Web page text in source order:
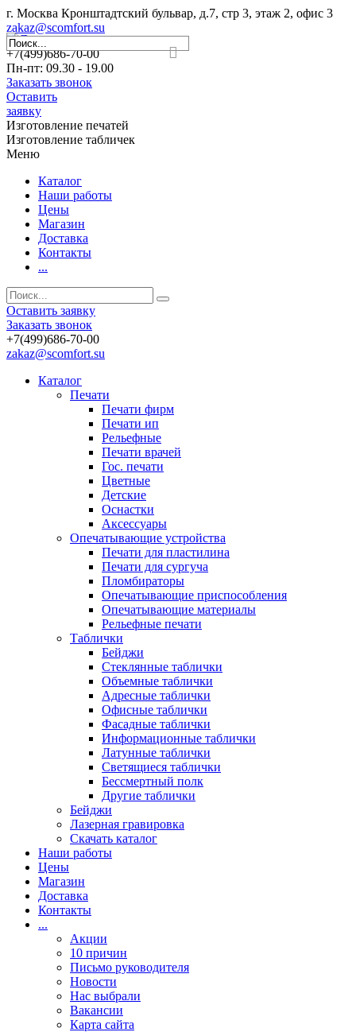
г. Москва Кронштадтский бульвар, д.7, стр 3, этаж 2, офис 3
zakaz@scomfort.su
+7(499)686-70-00
Пн-пт: 09.30 - 19.00
Заказать звонок
Оставить
заявку
Изготовление печатей
Изготовление табличек
Меню
Каталог
Наши работы
Цены
Магазин
Доставка
Контакты
...
Оставить заявку
Заказать звонок
+7(499)686-70-00
zakaz@scomfort.su
Каталог
Печати
Печати фирм
Печати ип
Рельефные
Печати врачей
Гос. печати
Цветные
Детские
Оснастки
Аксессуары
Опечатывающие устройства
Печати для пластилина
Печати для сургуча
Пломбираторы
Опечатывающие приспособления
Опечатывающие материалы
Рельефные печати
Таблички
Бейджи
Стеклянные таблички
Объемные таблички
Адресные таблички
Офисные таблички
Фасадные таблички
Информационные таблички
Латунные таблички
Светящиеся таблички
Бессмертный полк
Другие таблички
Бейджи
Лазерная гравировка
Скачать каталог
Наши работы
Цены
Магазин
Доставка
Контакты
...
Акции
10 причин
Письмо руководителя
Новости
Нас выбрали
Вакансии
Карта сайта